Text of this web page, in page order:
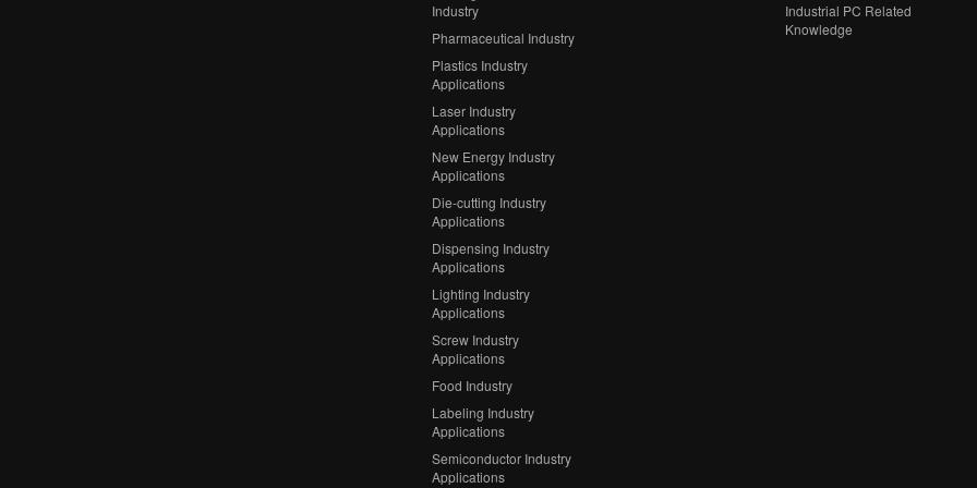
Industry
Pharmaceutical Industry
Plastics Industry
Applications
Laser Industry
Applications
New Energy Industry
Applications
Die-cutting Industry
Applications
Dispensing Industry
Applications
Lighting Industry
Applications
Screw Industry
Applications
Food Industry
Labeling Industry
Applications
Semiconductor Industry
Applications
Industrial PC Related
Knowledge